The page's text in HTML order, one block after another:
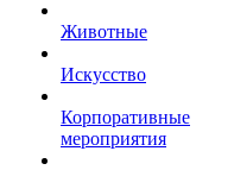
Животные
Искусство
Корпоративные
мероприятия